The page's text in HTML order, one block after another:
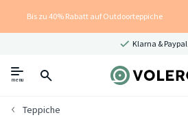
Bis zu 40% Rabatt auf Outdoorteppiche
Klarna & Paypal
menu
Teppiche